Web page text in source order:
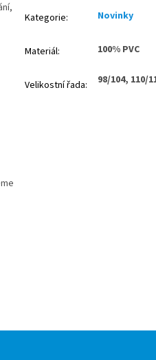
Kategorie: Novinky
Materiál: 100% PVC
Velikostní řada: 98/104, 110/